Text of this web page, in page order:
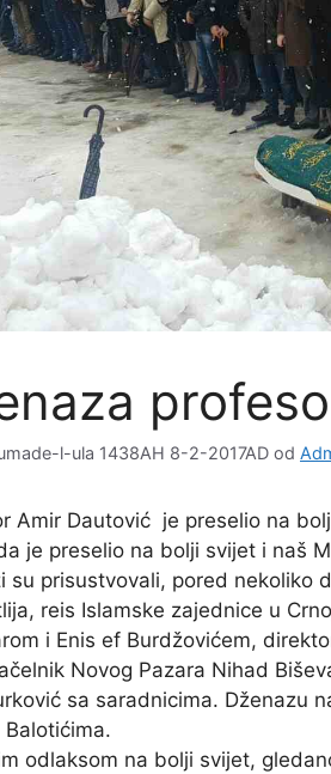
l-ula 1438AH 8-2-2017AD od
Amir Dautović je preselio na
je preselio na bolji svijet i naš
su prisustvovali, pored nekoliko
reis Islamske zajednice u
i Enis ef Burdžovićem,
Novog Pazara Nihad
sa saradnicima. Dženazu
Balotićima.
odlaksom na bolji svijet,